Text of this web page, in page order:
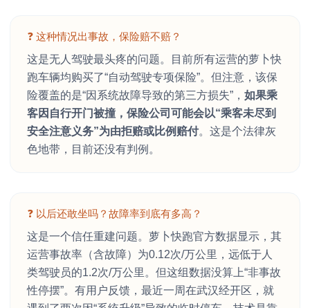
❓ 这种情况出事故，保险赔不赔？
这是无人驾驶最头疼的问题。目前所有运营的萝卜快
跑车辆均购买了“自动驾驶专项保险”。但注意，该保
险覆盖的是“因系统故障导致的第三方损失”， 如果乘
客因自行开门被撞，保险公司可能会以“乘客未尽到
安全注意义务”为由拒赔或比例赔付。这是个法律灰
色地带，目前还没有判例。
❓ 以后还敢坐吗？故障率到底有多高？
这是一个信任重建问题。萝卜快跑官方数据显示，其
运营事故率（含故障）为0.12次/万公里，远低于人
类驾驶员的1.2次/万公里。但这组数据没算上“非事故
性停摆”。有用户反馈，最近一周在武汉经开区，就